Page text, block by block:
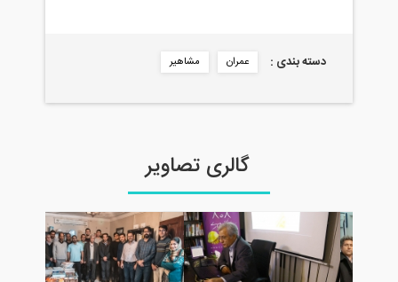
دسته بندی : عمران مشاهیر
گالری تصاویر